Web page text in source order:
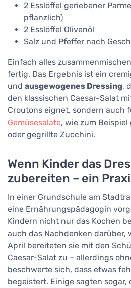
2 Esslöffel geriebener
pflanzlich)
2 Esslöffel Olivenöl
Salz und Pfeffer nach
Einfach alles
fertig. Das Ergebnis ist ein
und ausgewogenes Dressing,
den klassischen Caesar-Salat
Croutons eignet, sondern auch
Gemüsesalate, wie zum
oder gegrillte Zucchini.
Wenn Kinder das
zubereiten – ein
In einer Grundschule am
eine Ernährungspädagogin
Kindern nicht nur das Kochen
auch das Nachdenken darüber,
April bereiteten sie mit den
Caesar-Salat zu – allerdings
beschwerte sich, dass etwas
begeistert. Einige sagten sogar,